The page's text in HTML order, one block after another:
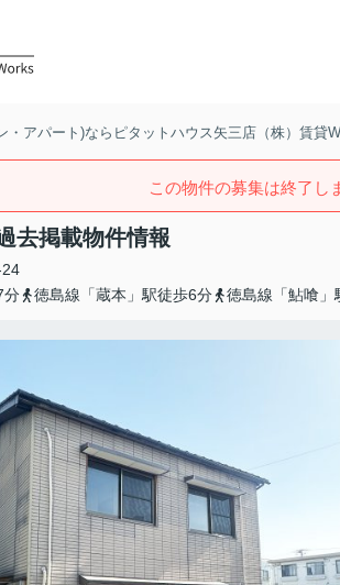
・アパート)ならピタットハウス矢三店（株）賃貸
この物件の募集は終了し
去掲載物件情報
分
徳島線「蔵本」駅徒歩6分 徳島線「鮎喰」